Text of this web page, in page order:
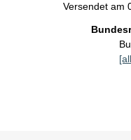
Versendet am